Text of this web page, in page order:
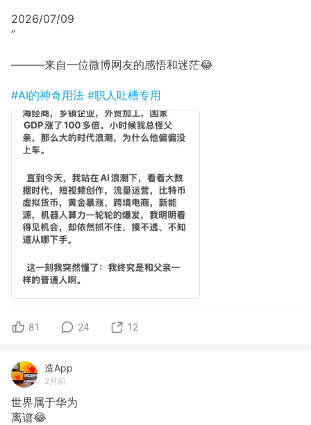
2026/07/09
”
———来自一位微博网友的感悟和迷茫😂
#AI的神奇用法 #职人吐槽专用
81 24 12
造App
2月前
世界属于华为
离谱😂